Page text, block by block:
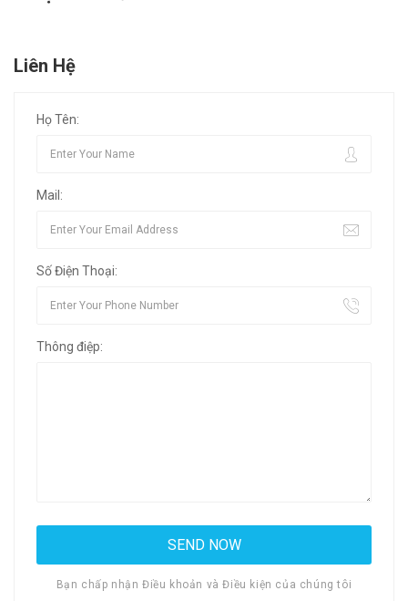
Liên Hệ
Họ Tên:
Mail:
Số Điện Thoại:
Thông điệp:
Bạn chấp nhận Điều khoản và Điều kiện của chúng tôi